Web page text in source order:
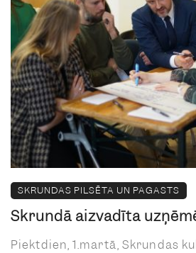
SKRUNDAS PILSĒTA UN PAGASTS
Skrundā aizvadīta
Piektdien, 1.martā, Skrundas